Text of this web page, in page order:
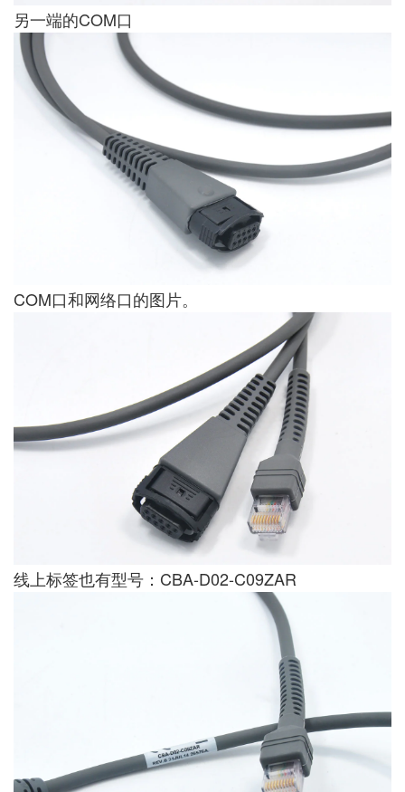
另一端的COM口
COM口和网络口的图片。
线上标签也有型号：CBA-D02-C09ZAR